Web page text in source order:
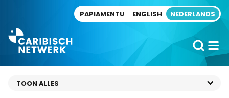
PAPIAMENTU ENGLISH NEDERLANDS